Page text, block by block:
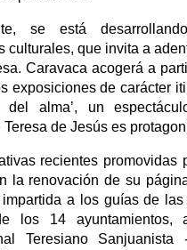
se está
culturales, que invita a
Caravaca acogerá a
exposiciones de carácter
del alma’, un
Teresa de Jesús es
recientes promovidas
la renovación de su
a los guías de
los 14 ayuntamientos,
Teresiano